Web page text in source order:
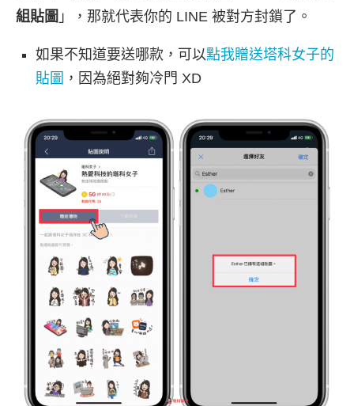
組貼圖 」，那就代表你的 LINE 被對方封鎖了。
如果不知道要送哪款，可以點我贈送塔科女子的
貼圖 ，因為絕對夠冷門 XD